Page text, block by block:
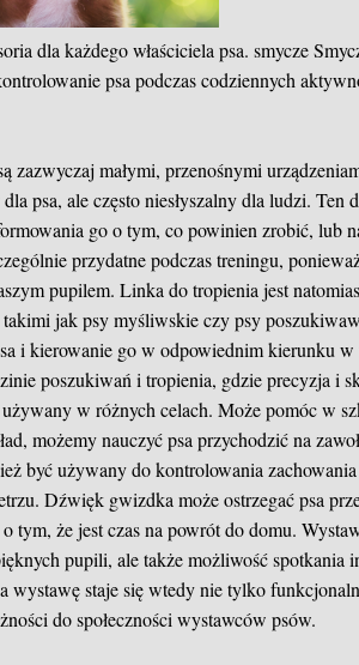
dla każdego właściciela psa.smycze
psa podczas codziennych
zazwyczaj małymi, przenośnymi
psa, ale często niesłyszalny dla ludzi. Ten
go o tym, co powinien zrobić, lub
przydatne podczas treningu,
pupilem. Linka do tropienia jest
jak psy myśliwskie czy psy
i kierowanie go w odpowiednim kierunku
poszukiwań i tropienia, gdzie precyzja i
w różnych celach. Może pomóc w
możemy nauczyć psa przychodzić na
być używany do kontrolowania zachowania
Dźwięk gwizdka może ostrzegać psa
tym, że jest czas na powrót do domu.
pupili, ale także możliwość spotkania
wystawę staje się wtedy nie tylko
do społeczności wystawców psów.